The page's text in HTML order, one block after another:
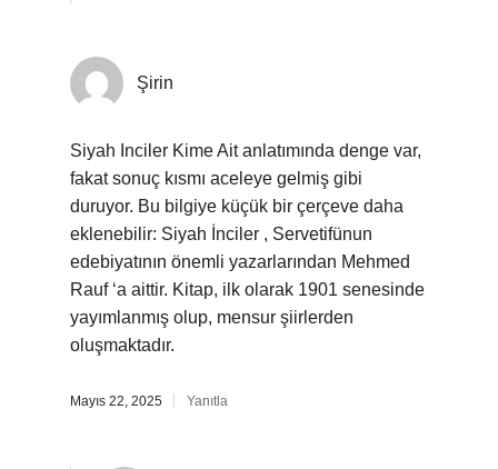
Şirin
Siyah Inciler Kime Ait anlatımında denge var,
fakat sonuç kısmı aceleye gelmiş gibi
duruyor. Bu bilgiye küçük bir çerçeve daha
eklenebilir: Siyah İnciler , Servetifünun
edebiyatının önemli yazarlarından Mehmed
Rauf ‘a aittir. Kitap, ilk olarak 1901 senesinde
yayımlanmış olup, mensur şiirlerden
oluşmaktadır.
Mayıs 22, 2025 Yanıtla